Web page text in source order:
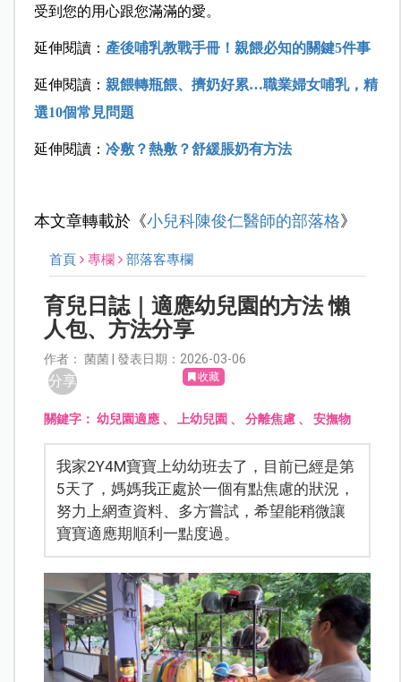
受到您的用心跟您滿滿的愛。
延伸閱讀： 產後哺乳教戰手冊！親餵必知的關鍵5件事
延伸閱讀： 親餵轉瓶餵、擠奶好累…職業婦女哺乳，精
選10個常見問題
延伸閱讀： 冷敷？熱敷？舒緩脹奶有方法
本文章轉載於《小兒科陳俊仁醫師的部落格》
首頁 專欄 部落客專欄
育兒日誌｜適應幼兒園的方法 懶
人包、方法分享
作者： 菌菌 | 發表日期：2026-03-06
分享 收藏
關鍵字：幼兒園適應 、上幼兒園 、分離焦慮 、安撫物
我家2Y4M寶寶上幼幼班去了，目前已經是第
5天了，媽媽我正處於一個有點焦慮的狀況，
努力上網查資料、多方嘗試，希望能稍微讓
寶寶適應期順利一點度過。